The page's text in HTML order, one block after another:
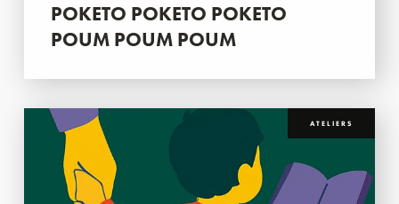
POKETO POKETO POKETO
POUM POUM POUM
ATELIERS